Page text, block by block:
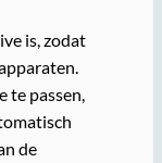
is, zodat
te passen,
de